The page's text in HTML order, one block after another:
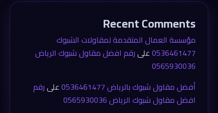
Recent Comments
مؤسسة العمال المتقدمة لمقاولات الشبوك
0536461477علىرقم افضل مقاول شبوك الرياض
0565930036
أفضل مقاول شبوك بالرياض 0536461477
علىرقم
افضل مقاول شبوك الرياض 0565930036